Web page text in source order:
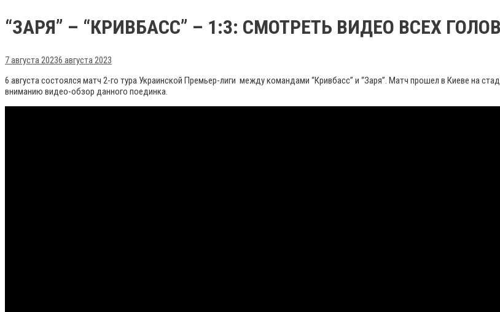
“ЗАРЯ” – “КРИВБАСС” – 1:3: СМОТРЕТЬ ВИДЕО ВСЕХ ГОЛОВ
7 августа 20236 августа 2023
6 августа состоялся матч 2-го тура Украинской Премьер-лиги между командами “Кривбасс” и “Заря”. Матч прошел в Киеве на
вниманию видео-обзор данного поединка.